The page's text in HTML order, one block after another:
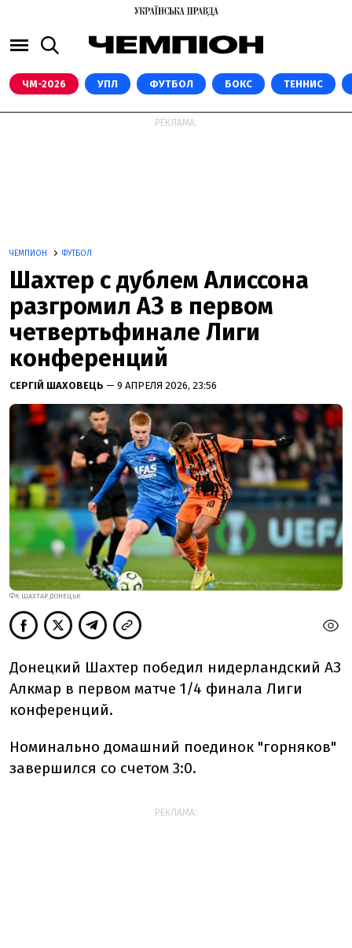
ЧМ-2026 УПЛ ФУТБОЛ БОКС ТЕННИС
РЕКЛАМА:
ЧЕМПИОН ФУТБОЛ
Шахтер с дублем Алиссона
разгромил АЗ в первом
четвертьфинале Лиги
конференций
СЕРГІЙ ШАХОВЕЦЬ — 9 АПРЕЛЯ 2026, 23:56
ФК ШАХТАР ДОНЕЦЬК
Донецкий Шахтер победил нидерландский АЗ
Алкмар в первом матче 1/4 финала Лиги
конференций.
Номинально домашний поединок "горняков"
завершился со счетом 3:0.
РЕКЛАМА: